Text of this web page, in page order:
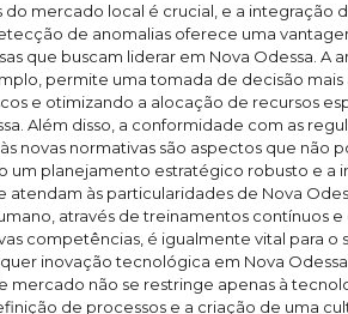
mercado local é crucial, e a integração
de anomalias oferece uma
que buscam liderar em Nova Odessa. A
permite uma tomada de decisão mais
e otimizando a alocação de recursos
Além disso, a conformidade com as
novas normativas são aspectos que não
um planejamento estratégico robusto e a
atendam às particularidades de Nova
através de treinamentos contínuos e
competências, é igualmente vital para o
inovação tecnológica em Nova
mercado não se restringe apenas à
de processos e a criação de uma